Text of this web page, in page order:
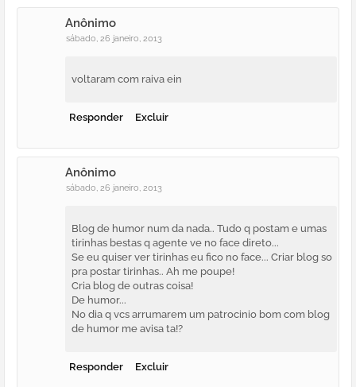
Anônimo
sábado, 26 janeiro, 2013
voltaram com raiva ein
Responder Excluir
Anônimo
sábado, 26 janeiro, 2013
Blog de humor num da nada.. Tudo q postam e umas
tirinhas bestas q agente ve no face direto...
Se eu quiser ver tirinhas eu fico no face... Criar blog so
pra postar tirinhas.. Ah me poupe!
Cria blog de outras coisa!
De humor...
No dia q vcs arrumarem um patrocinio bom com blog
de humor me avisa ta!?
Responder Excluir